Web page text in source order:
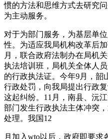
惯的方法和思维方式去研究
为主动服务。
对于为部门服务，为基层单
性。为适应我局机构改革后
月，联合政府法制办在局机
执法培训班，局机关全体人
的行政执法证。今年9月，韶
行政处罚，向我局提出行政
这起纠纷。11月，南县、沅
部门发生行政执法主体冲突
处理。我国12
月加入wto以后，政府即要求